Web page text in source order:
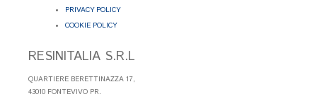
PRIVACY POLICY
COOKIE POLICY
RESINITALIA S.R.L
QUARTIERE BERETTINAZZA 17,
43010 FONTEVIVO PR.